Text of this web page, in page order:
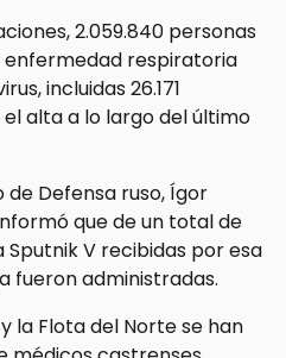
2.059.840 personas
enfermedad respiratoria
incluidas 26.171
alta a lo largo del último
de Defensa ruso, Ígor
que de un total de
Sputnik V recibidas por esa
fueron administradas.
la Flota del Norte se han